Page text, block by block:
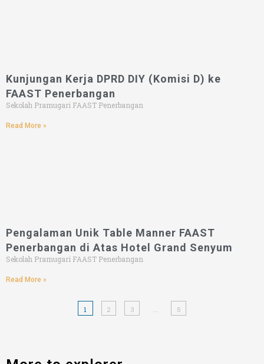
Kunjungan Kerja DPRD DIY (Komisi D) ke
FAAST Penerbangan
Sekolah Pramugari FAAST Penerbangan
Read More »
Pengalaman Unik Table Manner FAAST
Penerbangan di Atas Hotel Grand Senyum
Sekolah Pramugari FAAST Penerbangan
Read More »
1 2 3 5